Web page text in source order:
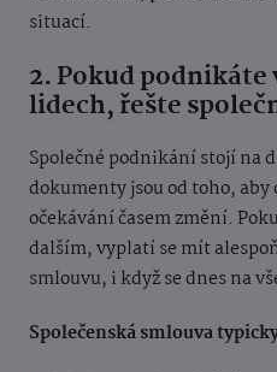
situací.
2. Pokud podnikáte
lidech, řešte
Společné podnikání stojí na
dokumenty jsou od toho,
očekávání časem změní.
dalším, vyplatí se mít
smlouvu, i když se dnes na
Společenská smlouva